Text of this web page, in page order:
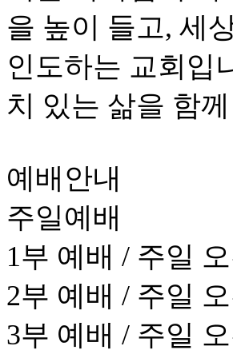
을 높이 들고, 세
인도하는 교회입
치 있는 삶을 함
예배안내
주일예배
1부 예배 / 주일
2부 예배 / 주일
3부 예배 / 주일